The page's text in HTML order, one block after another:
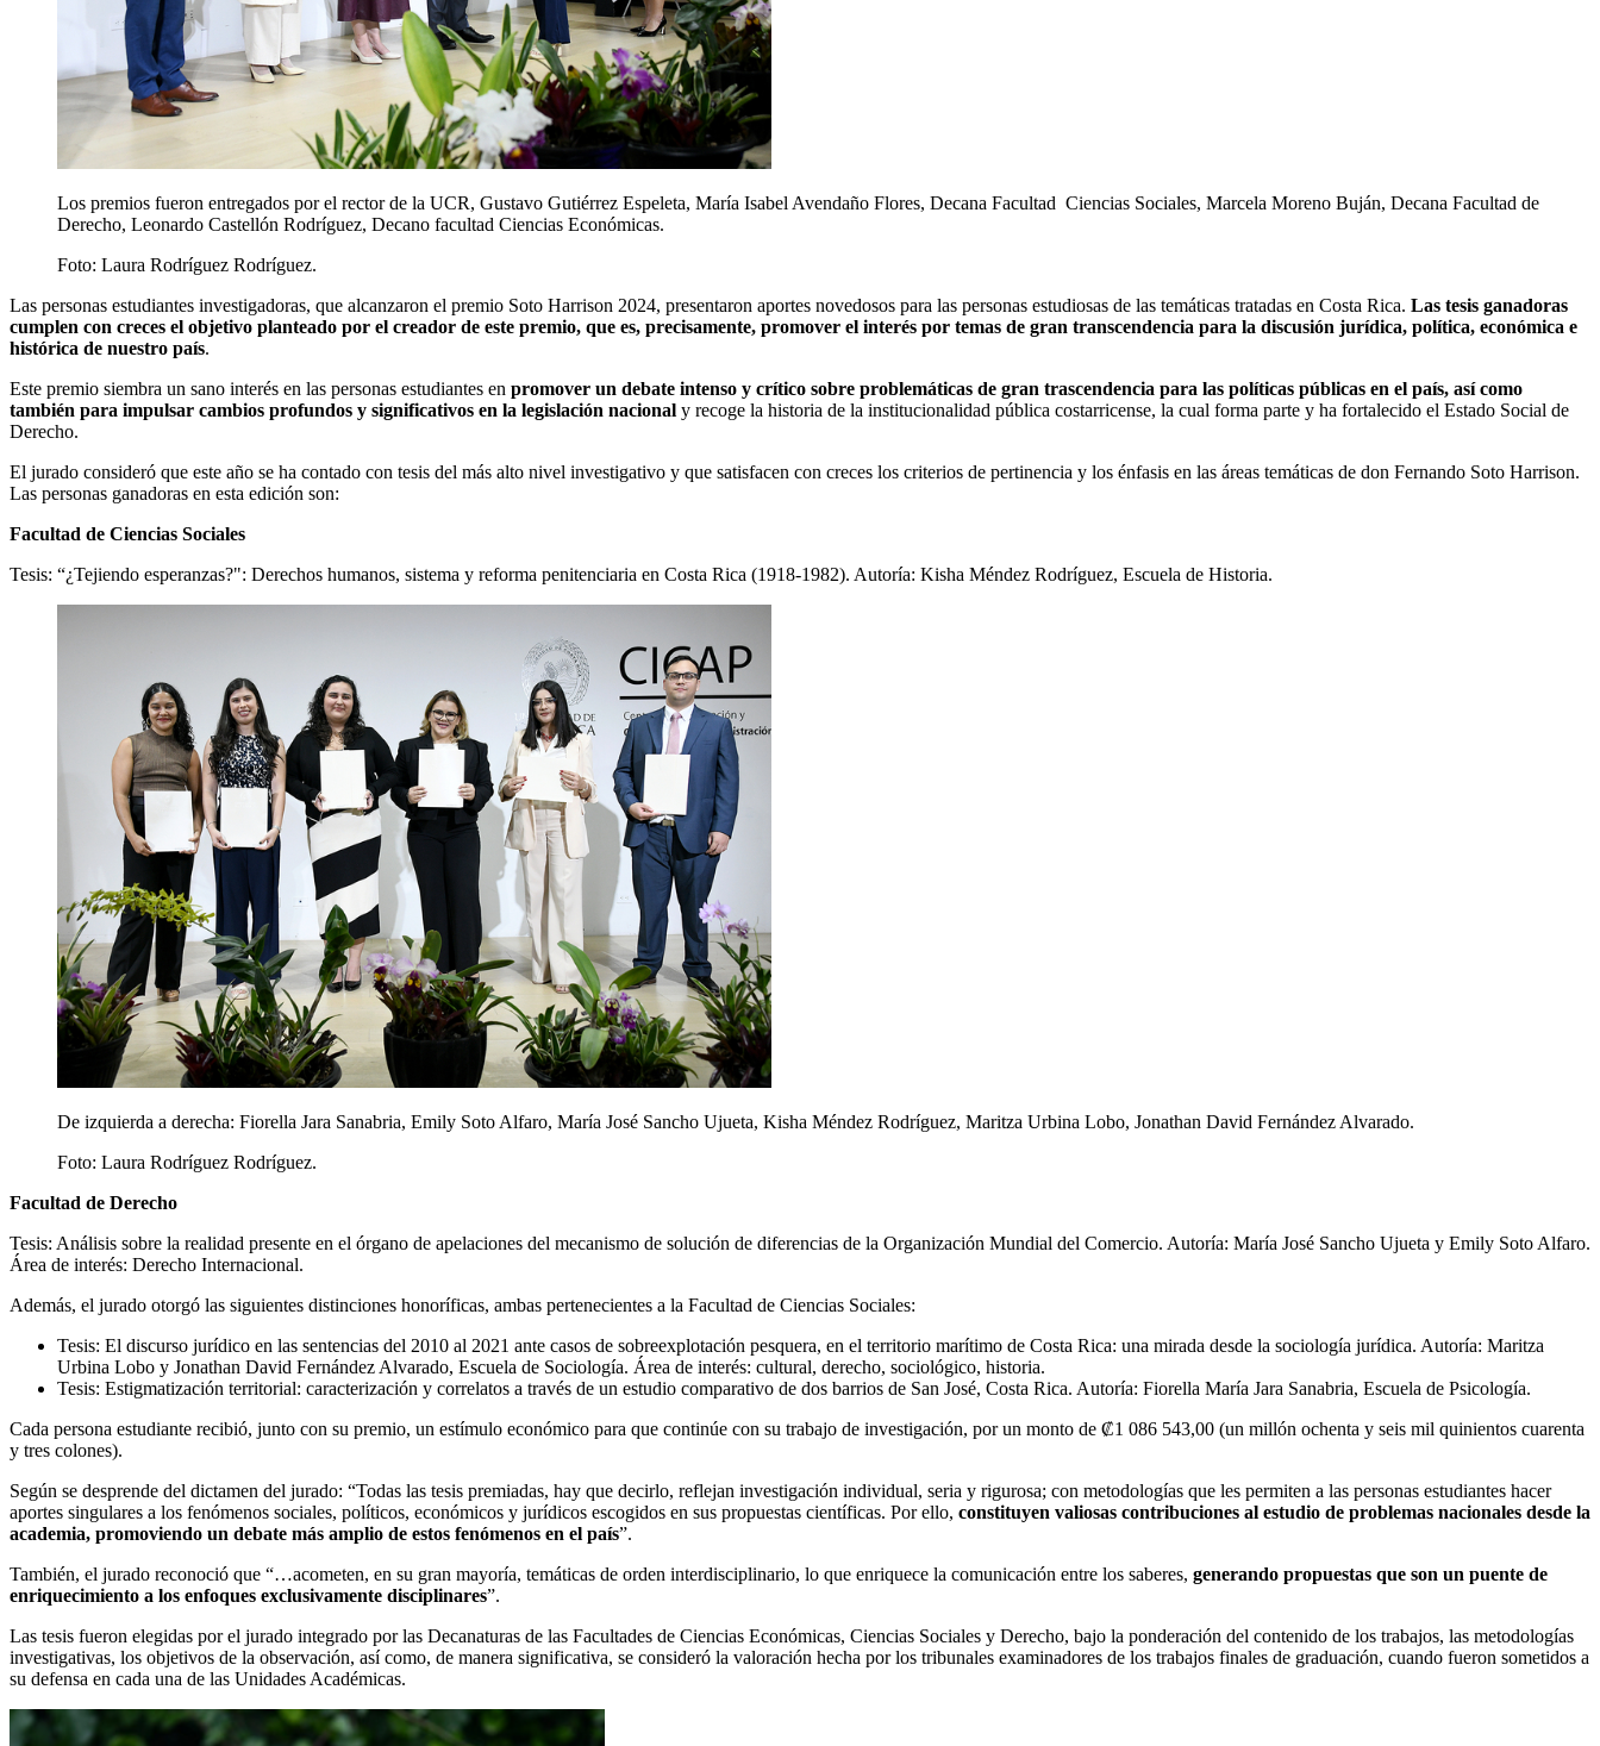
Los premios fueron entregados por el rector de la UCR, Gustavo Gutiérrez Espeleta, María Isabel Avendaño Flores, Decana Facultad Ciencias Sociales, Marcela Moreno Buján, Decana Facultad de
Derecho, Leonardo Castellón Rodríguez, Decano facultad Ciencias Económicas.
Foto: Laura Rodríguez Rodríguez.
Las personas estudiantes investigadoras, que alcanzaron el premio Soto Harrison 2024, presentaron aportes novedosos para las personas estudiosas de las temáticas tratadas en Costa Rica. Las tesis ganadoras
cumplen con creces el objetivo planteado por el creador de este premio, que es, precisamente, promover el interés por temas de gran transcendencia para la discusión jurídica, política, económica e
histórica de nuestro país.
Este premio siembra un sano interés en las personas estudiantes en promover un debate intenso y crítico sobre problemáticas de gran trascendencia para las políticas públicas en el país, así como
también para impulsar cambios profundos y significativos en la legislación nacional y recoge la historia de la institucionalidad pública costarricense, la cual forma parte y ha fortalecido el Estado Social de
Derecho.
El jurado consideró que este año se ha contado con tesis del más alto nivel investigativo y que satisfacen con creces los criterios de pertinencia y los énfasis en las áreas temáticas de don Fernando Soto Harrison.
Las personas ganadoras en esta edición son:
Facultad de Ciencias Sociales
Tesis: “¿Tejiendo esperanzas?": Derechos humanos, sistema y reforma penitenciaria en Costa Rica (1918-1982). Autoría: Kisha Méndez Rodríguez, Escuela de Historia.
De izquierda a derecha: Fiorella Jara Sanabria, Emily Soto Alfaro, María José Sancho Ujueta, Kisha Méndez Rodríguez, Maritza Urbina Lobo, Jonathan David Fernández Alvarado.
Foto: Laura Rodríguez Rodríguez.
Facultad de Derecho
Tesis: Análisis sobre la realidad presente en el órgano de apelaciones del mecanismo de solución de diferencias de la Organización Mundial del Comercio. Autoría: María José Sancho Ujueta y Emily Soto Alfaro.
Área de interés: Derecho Internacional.
Además, el jurado otorgó las siguientes distinciones honoríficas, ambas pertenecientes a la Facultad de Ciencias Sociales:
Tesis: El discurso jurídico en las sentencias del 2010 al 2021 ante casos de sobreexplotación pesquera, en el territorio marítimo de Costa Rica: una mirada desde la sociología jurídica. Autoría: Maritza
Urbina Lobo y Jonathan David Fernández Alvarado, Escuela de Sociología. Área de interés: cultural, derecho, sociológico, historia.
Tesis: Estigmatización territorial: caracterización y correlatos a través de un estudio comparativo de dos barrios de San José, Costa Rica. Autoría: Fiorella María Jara Sanabria, Escuela de Psicología.
Cada persona estudiante recibió, junto con su premio, un estímulo económico para que continúe con su trabajo de investigación, por un monto de ₡1 086 543,00 (un millón ochenta y seis mil quinientos cuarenta
y tres colones).
Según se desprende del dictamen del jurado: “Todas las tesis premiadas, hay que decirlo, reflejan investigación individual, seria y rigurosa; con metodologías que les permiten a las personas estudiantes hacer
aportes singulares a los fenómenos sociales, políticos, económicos y jurídicos escogidos en sus propuestas científicas. Por ello, constituyen valiosas contribuciones al estudio de problemas nacionales desde la
academia, promoviendo un debate más amplio de estos fenómenos en el país”.
También, el jurado reconoció que “…acometen, en su gran mayoría, temáticas de orden interdisciplinario, lo que enriquece la comunicación entre los saberes, generando propuestas que son un puente de
enriquecimiento a los enfoques exclusivamente disciplinares”.
Las tesis fueron elegidas por el jurado integrado por las Decanaturas de las Facultades de Ciencias Económicas, Ciencias Sociales y Derecho, bajo la ponderación del contenido de los trabajos, las metodologías
investigativas, los objetivos de la observación, así como, de manera significativa, se consideró la valoración hecha por los tribunales examinadores de los trabajos finales de graduación, cuando fueron sometidos a
su defensa en cada una de las Unidades Académicas.